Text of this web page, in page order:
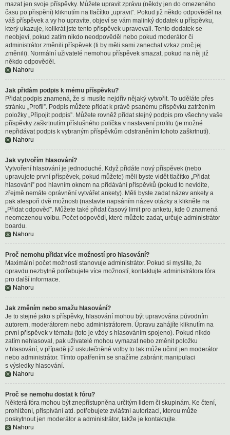
mazat jen svoje příspěvky. Můžete upravit zprávu (někdy jen do omezeného
času po přispění) kliknutím na tlačítko „upravit”. Pokud již někdo odpověděl na
váš příspěvek a vy ho upravíte, objeví se vám malinký dodatek u příspěvku,
který ukazuje, kolikrát jste tento příspěvek upravovali. Tento dodatek se
neobjeví, pokud zatím nikdo neodpověděl nebo pokud moderátor či
administrátor změnili příspěvek (ti by měli sami zanechat vzkaz proč jej
změnili). Normální uživatelé nemohou příspěvek smazat, pokud na něj již
někdo odpověděl.
Nahoru
Jak přidám podpis k mému příspěvku?
Přidat podpis znamená, že si musíte nejdřív nějaký vytvořit. To uděláte přes
stránku „Profil”. Podpis můžete přidat k právě psanému příspěvku zatržením
položky „Připojit podpis”. Můžete rovněž přidat stejný podpis pro všechny vaše
příspěvky zaškrtnutím příslušného políčka v nastavení profilu (je možné
nepřidávat podpis k vybraným příspěvkům odstraněním tohoto zaškrtnutí).
Nahoru
Jak vytvořím hlasování?
Vytvoření hlasování je jednoduché. Když přidáte nový příspěvek (nebo
upravujete první příspěvek, pokud můžete) měli byste vidět tlačítko „Přidat
hlasování” pod hlavním oknem na přidávání příspěvků (pokud to nevidíte,
zřejmě nemáte oprávnění vytvářet ankety). Měli byste zadat název ankety a
pak alespoň dvě možnosti (nastavte napsáním název otázky a klikněte na
„Přidat odpověď”. Můžete také přidat časový limit pro anketu, kde 0 znamená
neomezenou volbu. Počet odpovědí, které můžete zadat, určuje administrátor
boardu.
Nahoru
Proč nemohu přidat více možností pro hlasování?
Maximální počet možností stanovuje administrátor. Pokud si myslíte, že
opravdu nezbytně potřebujete více možností, kontaktujte administrátora fóra
pro další informace.
Nahoru
Jak změním nebo smažu hlasování?
Je to stejné jako s příspěvky, hlasování mohou být upravována původním
autorem, moderátorem nebo administrátorem. Úpravu zahájíte kliknutím na
první příspěvek v tématu (toto je vždy s hlasováním spojeno). Pokud nikdo
zatím nehlasoval, pak uživatelé mohou vymazat nebo změnit položku
v hlasování, v případě již uskutečněné volby to tak může učinit jen moderátor
nebo administrátor. Tímto opatřením se snažíme zabránit manipulaci
s výsledky hlasování.
Nahoru
Proč se nemohu dostat k fóru?
Některá fóra mohou být znepřístupněna určitým lidem či skupinám. Ke čtení,
prohlížení, přispívání atd. potřebujete zvláštní autorizaci, kterou může
poskytnout jen moderátor a administrátor, takže je kontaktujte.
Nahoru